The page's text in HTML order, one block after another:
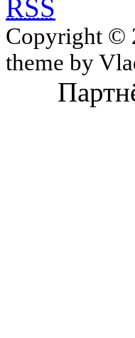
RSS
Copyright ©
theme by